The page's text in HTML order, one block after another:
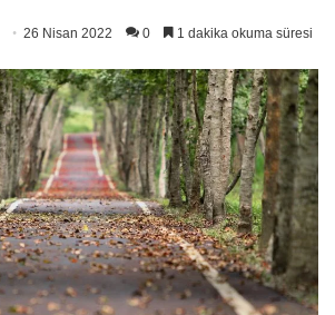
26 Nisan 2022 0 1 dakika okuma süresi